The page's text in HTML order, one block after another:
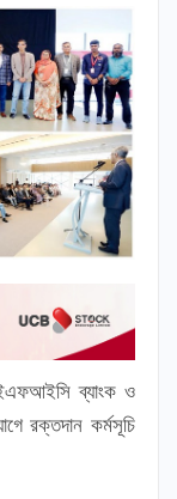
ব্যাংক ও
রক্তদান কর্মসূচি